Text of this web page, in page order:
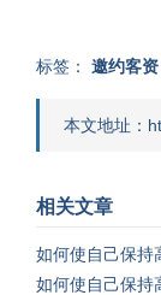
标签： 邀约客资
本文地址：
相关文章
如何使自己保持
如何使自己保持